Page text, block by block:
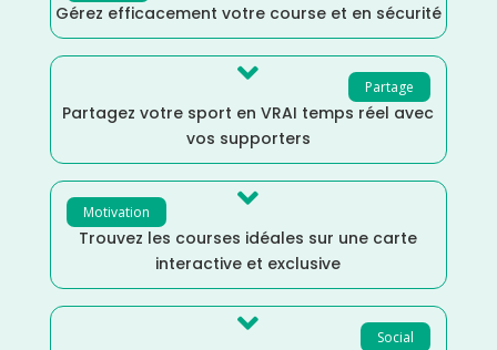
Gérez efficacement votre course et en sécurité
Partage

Partagez votre sport en VRAI temps réel avec
vos supporters
Motivation 
Trouvez les courses idéales sur une carte
interactive et exclusive
Social
